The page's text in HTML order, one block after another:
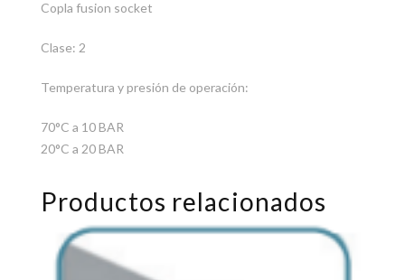
Copla fusion socket
Clase: 2
Temperatura y presión de operación:
70°C a 10 BAR
20°C a 20 BAR
Productos relacionados